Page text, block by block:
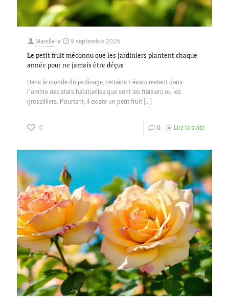
Marelle le 9 septembre 2025
Le petit fruit méconnu que les jardiniers plantent chaque
année pour ne jamais être déçus
Dans le monde du jardinage, certains trésors restent dans
l’ombre des stars habituelles que sont les fraisiers ou les
groseilliers. Pourtant, il existe un petit fruit […]
0 0 Lire la suite